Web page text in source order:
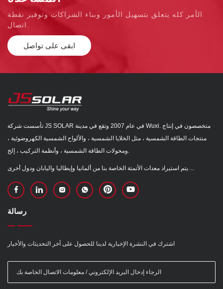
الأمر كله يتعلق بتسهيل الأمور وبناء الشراكات وتوفير نقطة
اتصال.
ابقى على تواصل
تأسست شركة JS SOLAR في عام 2007 وتقع في مدينة Wuxi. متخصصون في إنتاج
منتجات الطاقة الشمسية ، مثل الخلايا الشمسية ، والألواح الشمسية الكهروضوئية ،
رسالة
اشترك في النشرة الإخبارية لدينا للحصول على آخر التحديثات والأخبار